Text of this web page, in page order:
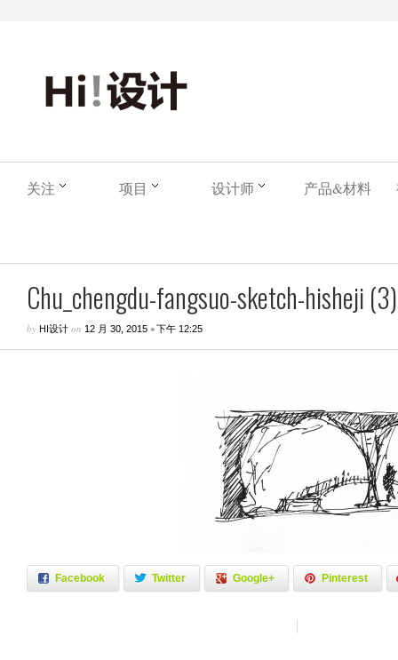
关注 项目 设计师 产品&材料
Chu_chengdu-fangsuo-sketch-hisheji (3)
by HI设计 on 12 月 30, 2015 •下午 12:25
Facebook Twitter Google+ Pinterest